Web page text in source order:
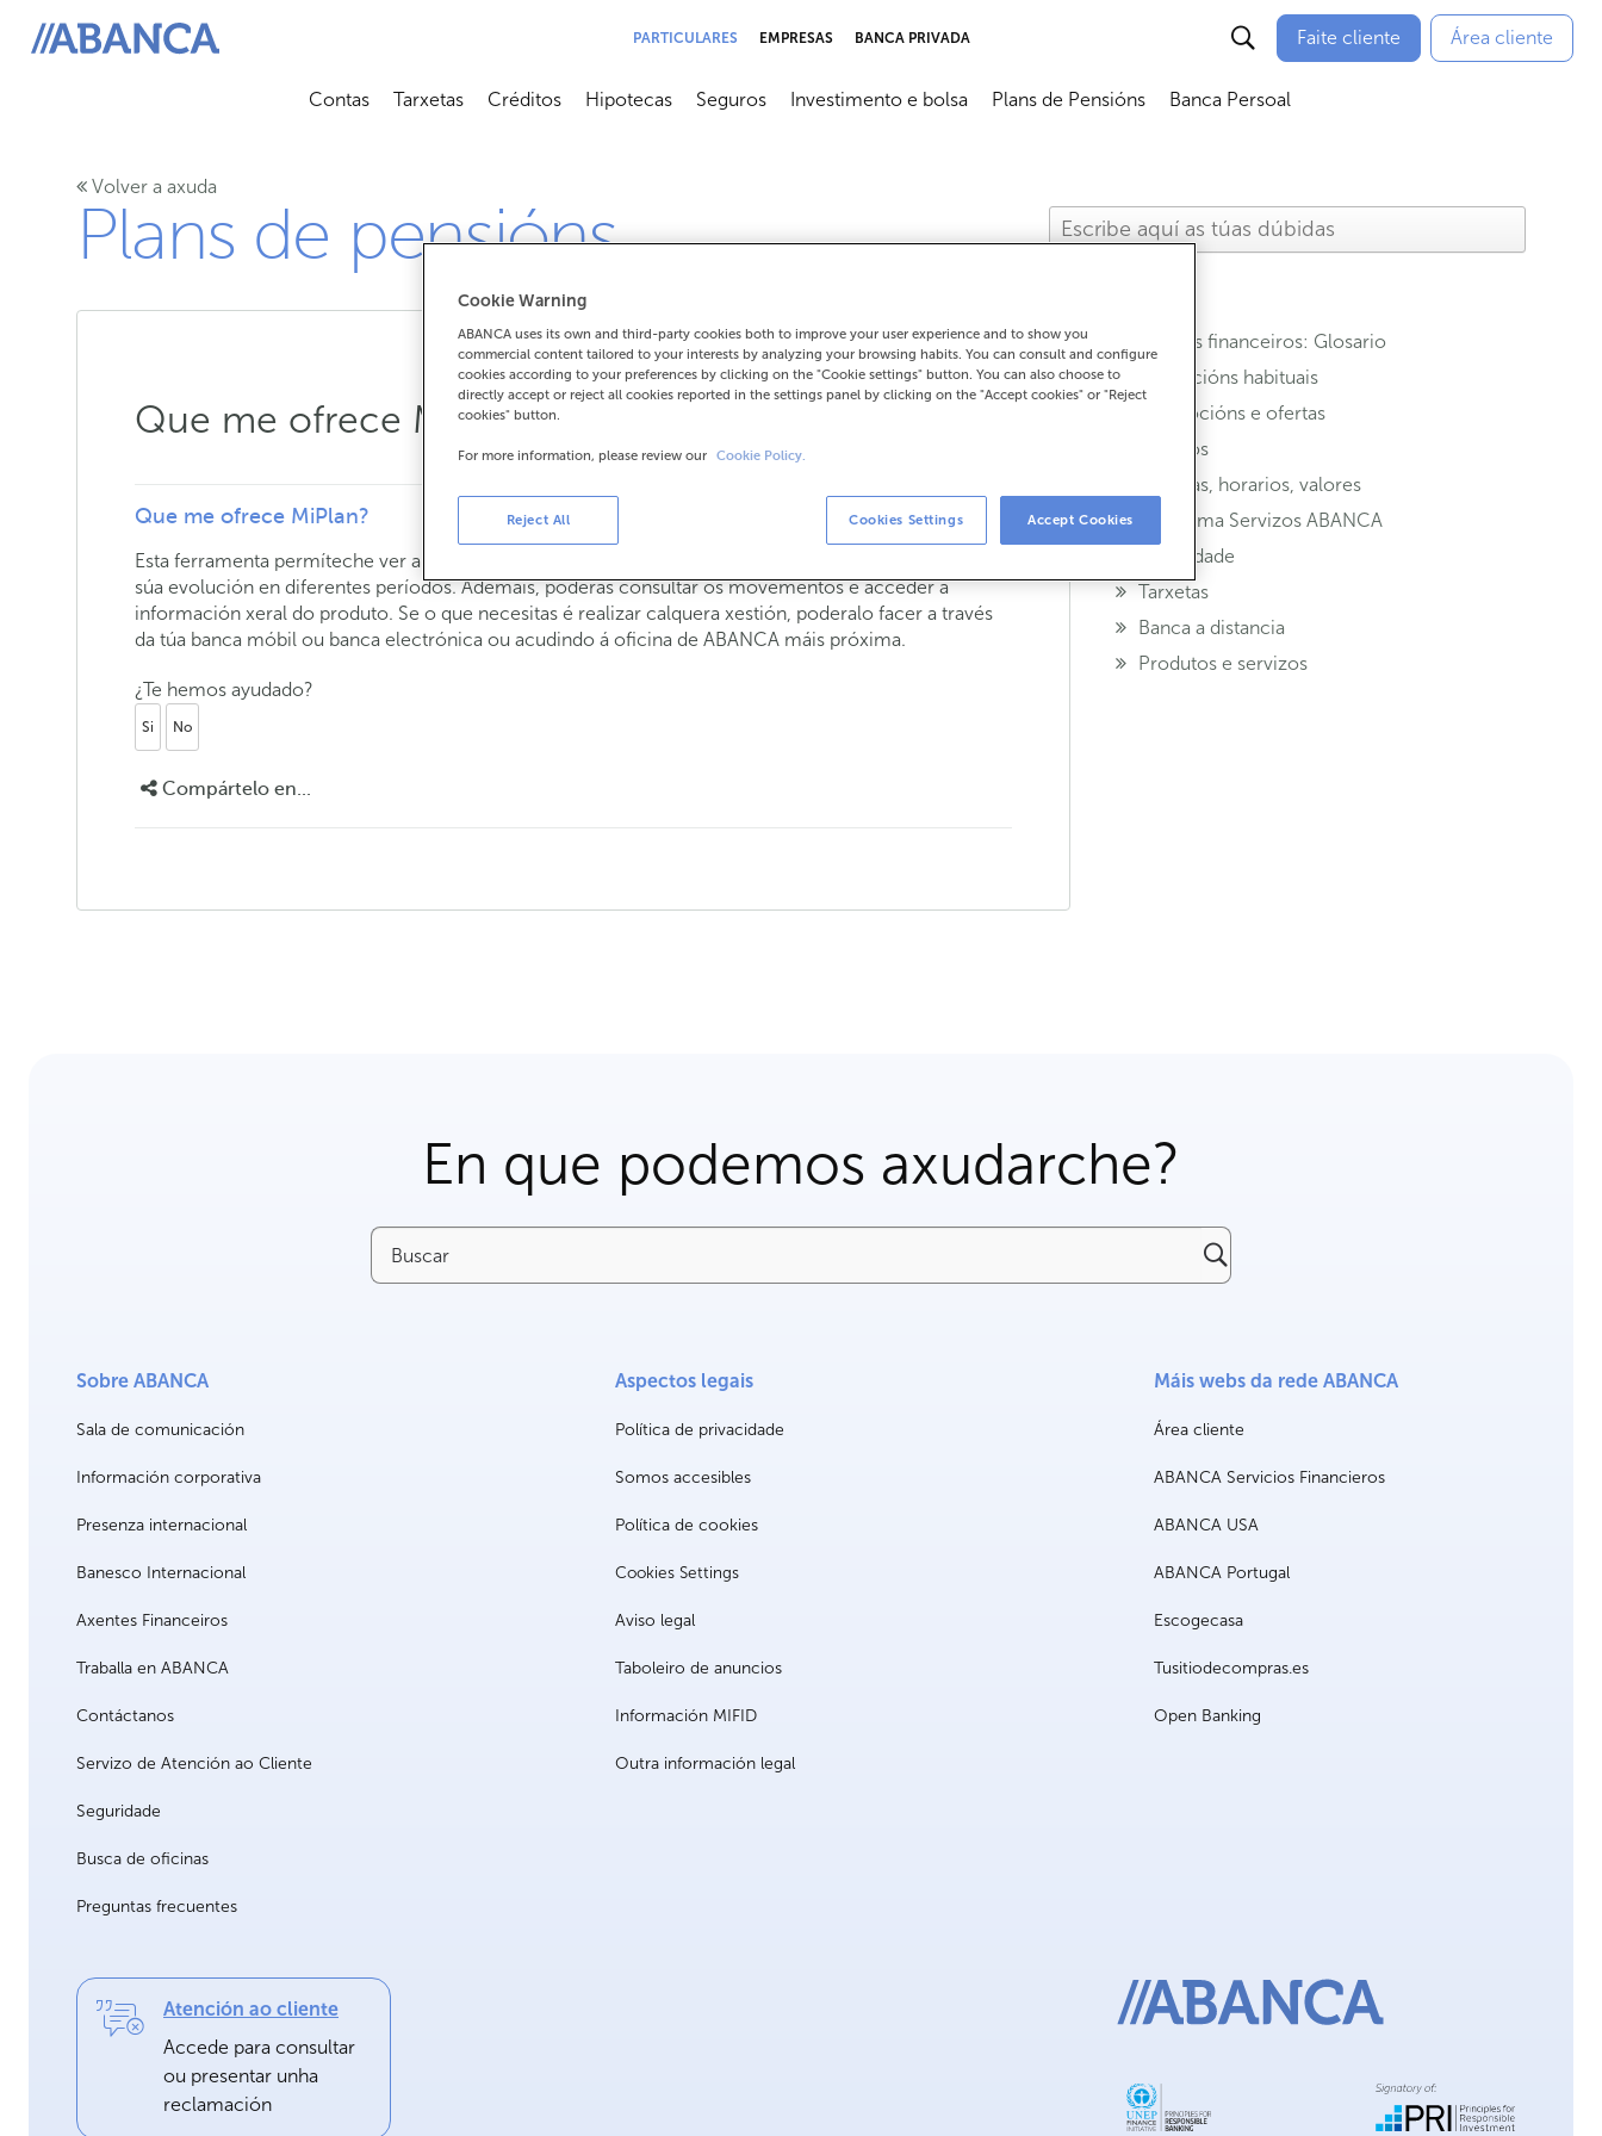
ABANCA
PARTICULARES EMPRESAS BANCA PRIVADA Faite cliente Área cliente
Contas
Abrir submenú
Tarxetas
Abrir submenú
Créditos
Abrir submenú
Hipotecas
Abrir submenú
Seguros
Abrir submenú
Investimento e bolsa
Abrir submenú
Plans de Pensións
Abrir submenú
Banca Persoal
Volver a axuda
Plans de pensións
Que me ofrece MiPlan?
Que me ofrece MiPlan?
Esta ferramenta permíteche ver a posición do teu plan de pensións ou EPSV no momento actual e a
súa evolución en diferentes períodos. Ademais, poderás consultar os movementos e acceder á
información xeral do produto. Se o que necesitas é realizar calquera xestión, poderalo facer a través
da túa banca móbil ou banca electrónica ou acudindo á oficina de ABANCA máis próxima.
¿Te hemos ayudado?
Si No
Compártelo en...
Termos financeiros: Glosario
Operacións habituais
Promocións e ofertas
Seguros
Oficinas, horarios, valores
Programa Servizos ABANCA
Seguridade
Tarxetas
Banca a distancia
Produtos e servizos
En que podemos axudarche?
Buscar
Sobre ABANCA
Sala de comunicación
Información corporativa
Presenza internacional
Banesco Internacional
Axentes Financeiros
Traballa en ABANCA
Contáctanos
Servizo de Atención ao Cliente
Seguridade
Busca de oficinas
Preguntas frecuentes
Aspectos legais
Política de privacidade
Somos accesibles
Política de cookies
Cookies Settings
Aviso legal
Taboleiro de anuncios
Información MIFID
Outra información legal
Máis webs da rede ABANCA
Área cliente
ABANCA Servicios Financieros
ABANCA USA
ABANCA Portugal
Escogecasa
Tusitiodecompras.es
Open Banking
Atención ao cliente
Accede para consultar
ou presentar unha
reclamación
Cookie Warning
ABANCA uses its own and third-party cookies both to improve your user experience and to show you
commercial content tailored to your interests by analyzing your browsing habits. You can consult and configure
cookies according to your preferences by clicking on the "Cookie settings" button. You can also choose to
directly accept or reject all cookies reported in the settings panel by clicking on the "Accept cookies" or "Reject
cookies" button.
For more information, please review our Cookie Policy.
Reject All Cookies Settings Accept Cookies